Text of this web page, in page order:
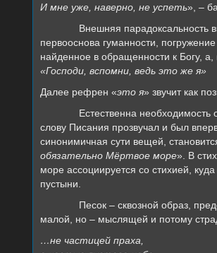
И мне уже, наверно, не успеть», –
Внешняя парадоксальность
первооснова гуманности,
найденное в обращенности к Богу,
«Господи, вспомни, ведь это же я»
Далее рефрен «это я» звучит как
Естественна необходимость
слову Писания прозвучал и был
синонимичная сути вещей,
обязательно Мёртвое море». В
море ассоциируется со стихией,
пустыни.
Песок – сквозной образ,
малой, но – мыслящей и потому
…не частицей праха,